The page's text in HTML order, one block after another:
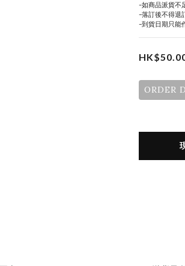
-如商品派貨不
-落訂後不得退
-到貨日期只能
ORDER